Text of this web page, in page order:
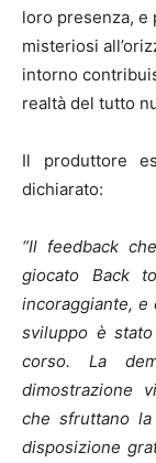
loro presenza, e
misteriosi
intorno
realtà del tutto
Il produttore
dichiarato:
“Il feedback
giocato Back
incoraggiante, e
sviluppo è
corso. La
dimostrazione
che sfruttano
disposizione